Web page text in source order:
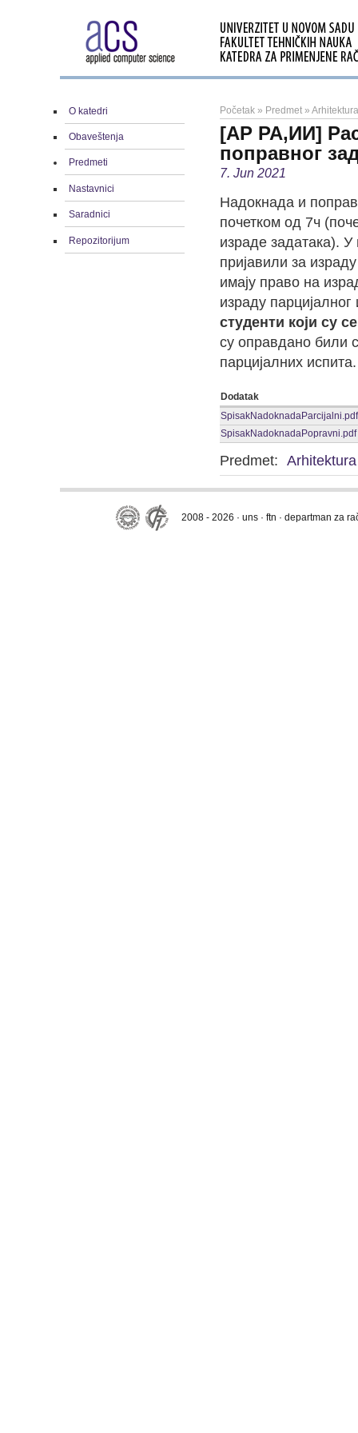
O katedri
Obaveštenja
Predmeti
Nastavnici
Saradnici
Repozitorijum
Početak » Predmet »
[АР РА,ИИ]
поправног
7. Jun 2021
Надокнада и
почетком од 7ч
израде задатака). У
пријавили за
имају право на
израду
студенти који су
су оправдано били
парцијалних испита.
Dodatak
SpisakNadoknadaParcijalni.pdf
SpisakNadoknadaPopravni.pdf
Predmet:
2008 - 2026 · uns · ftn · departman za